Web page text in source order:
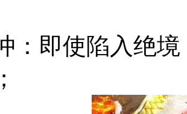
：即使陷入绝